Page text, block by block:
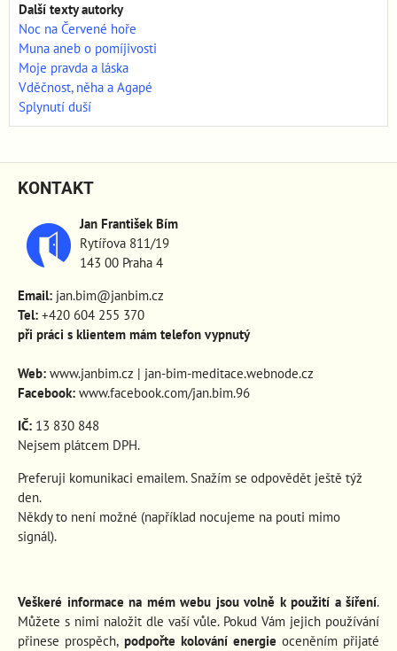
Další texty autorky
Noc na Červené hoře
Muna aneb o pomíjivosti
Moje pravda a láska
Vděčnost, něha a Agapé
Splynutí duší
KONTAKT
Jan František Bím
Rytířova 811/19
143 00 Praha 4
Email: jan.bim@janbim.cz
Tel: +420 604 255 370
při práci s klientem mám telefon vypnutý
Web: www.janbim.cz | jan-bim-meditace.webnode.cz
Facebook: www.facebook.com/jan.bim.96
IČ: 13 830 848
Nejsem plátcem DPH.
Preferuji komunikaci emailem. Snažím se odpovědět ještě týž
den.
Někdy to není možné (například nocujeme na pouti mimo
signál).
Veškeré informace na mém webu jsou volně k použití a šíření.
Můžete s nimi naložit dle vaší vůle. Pokud Vám jejich používání
přinese prospěch, podpořte kolování energie oceněním přijaté